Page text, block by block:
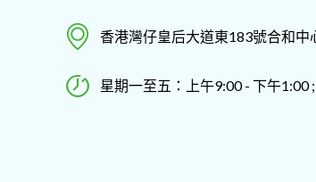
香港灣仔皇后大道東183號合和中
星期一至五：上午9:00 - 下午1:00